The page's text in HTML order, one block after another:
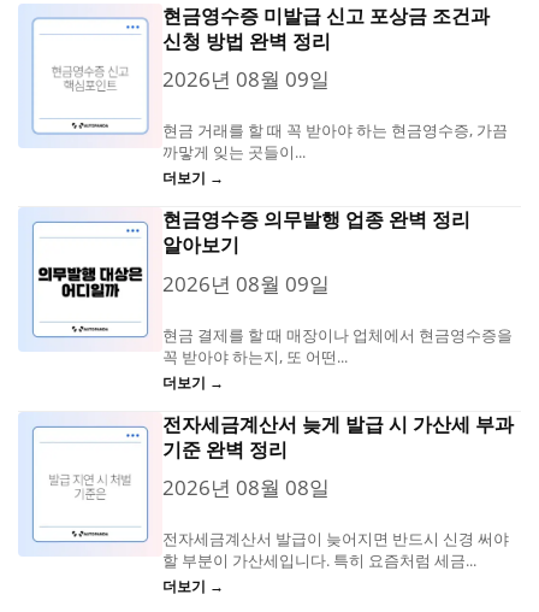
현금영수증 미발급 신고 포상금 조건과
신청 방법 완벽 정리
2026년 08월 09일
현금 거래를 할 때 꼭 받아야 하는 현금영수증, 가끔
까맣게 잊는 곳들이...
더보기 →
현금영수증 의무발행 업종 완벽 정리
알아보기
2026년 08월 09일
현금 결제를 할 때 매장이나 업체에서 현금영수증을
꼭 받아야 하는지, 또 어떤...
더보기 →
전자세금계산서 늦게 발급 시 가산세 부과
기준 완벽 정리
2026년 08월 08일
전자세금계산서 발급이 늦어지면 반드시 신경 써야
할 부분이 가산세입니다. 특히 요즘처럼 세금...
더보기 →